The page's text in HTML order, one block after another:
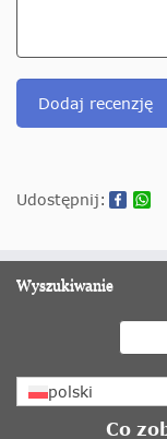
Dodaj recenzję
Udostępnij:
Wyszukiwanie
polski
Co